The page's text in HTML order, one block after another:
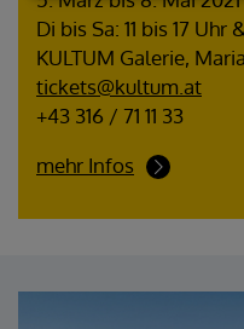
Di bis Sa: 11 bis 17 Uhr
KULTUM Galerie,
tickets@kultum.at
+43 316 / 71 11 33
mehr Infos